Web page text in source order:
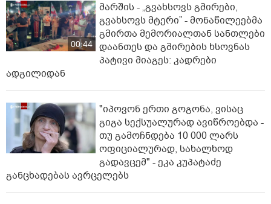
00:44
მარშის - „გვახსოვს გმირები,
გვახსოვს მტერი” - მონაწილეებმა
გმირთა მემორიალთან სანთლები
დაანთეს და გმირების ხსოვნას
პატივი მიაგეს: კადრები
ადგილიდან
"იპოვონ ერთი გოგონა, ვისაც
გიგა სექსუალურად ავიწროებდა -
თუ გამოჩნდება 10 000 ლარს
ოფიციალურად, სახალხოდ
გადავცემ" - ეკა კუპატაძე
განცხადებას ავრცელებს